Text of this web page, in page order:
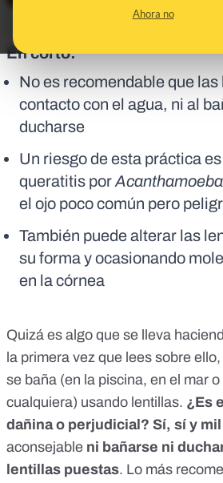
Ahora no
En corto:
No es recomendable que
contacto con el agua, ni al
ducharse
Un riesgo de esta práctica
queratitis porAcanthamoeba
el ojo poco común pero
También puede alterar las
su forma y ocasionando
en la córnea
Quizá es algo que se lleva
la primera vez que lees sobre
se baña (en la piscina, en el mar
cualquiera) usando lentillas. ¿Es
dañina o perjudicial? Sí, sí y
aconsejable ni bañarse ni
lentillas puestas. Lo más